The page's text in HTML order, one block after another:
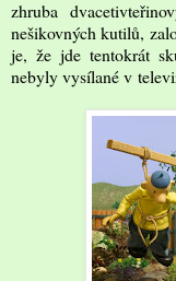
zhruba
nešikovných kutilů,
je, že jde tentokrát
nebyly vysílané v